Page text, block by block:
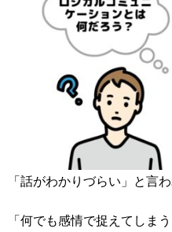
「話がわかりづらい」と言
「何でも感情で捉えてしまう